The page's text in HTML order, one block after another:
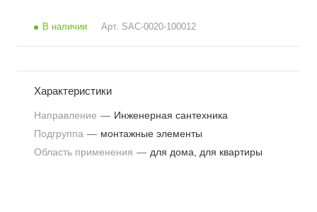
В наличии Арт. SAC-0020-100012
Характеристики
Направление — Инженерная сантехника
Подгруппа — монтажные элементы
Область применения — для дома, для квартиры